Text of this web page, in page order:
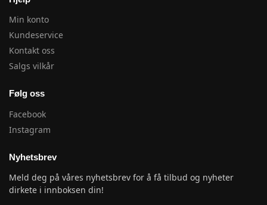
Min konto
Kundeservice
Kontakt oss
Salgs vilkår
Følg oss
Facebook
Instagram
Nyhetsbrev
Meld deg på våres nyhetsbrev for å få tilbud og nyheter
dirkete i innboksen din!